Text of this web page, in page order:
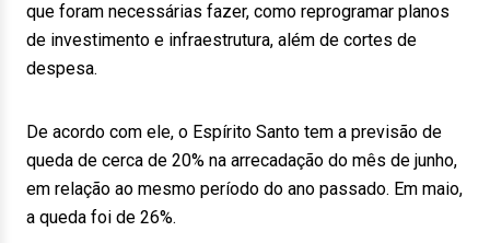
que foram necessárias fazer, como reprogramar planos
de investimento e infraestrutura, além de cortes de
despesa.
De acordo com ele, o Espírito Santo tem a previsão de
queda de cerca de 20% na arrecadação do mês de junho,
em relação ao mesmo período do ano passado. Em maio,
a queda foi de 26%.